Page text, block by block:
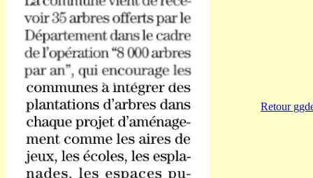
Retour